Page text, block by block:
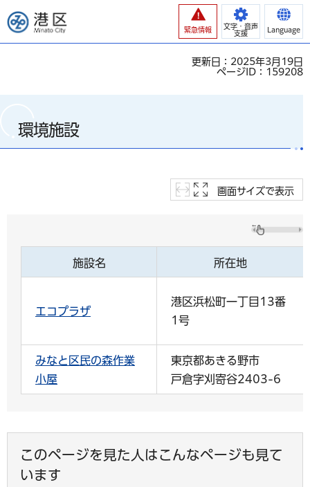
港区
緊急情報
文字・音声
支援
Language
更新日：2025年3月19日
ページID：159208
環境施設
画面サイズで表示
施設名 所在地
エコプラザ
港区浜松町一丁目13番
1号
みなと区民の森作業
小屋
東京都あきる野市
戸倉字刈寄谷2403-6
このページを見た人はこんなページも見て
います